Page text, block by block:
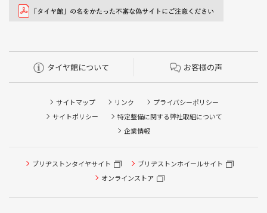
タイヤ館について お客様の声
サイトマップ リンク
プライバシーポリシー
サイトポリシー
特定整備に関する弊社取組について
企業情報
ブリヂストンタイヤサイト
ブリヂストンホイールサイト
オンラインストア
タイヤ点検・安全点検/タイヤ履き替え/オイル交換/その他
ピット作業の予約